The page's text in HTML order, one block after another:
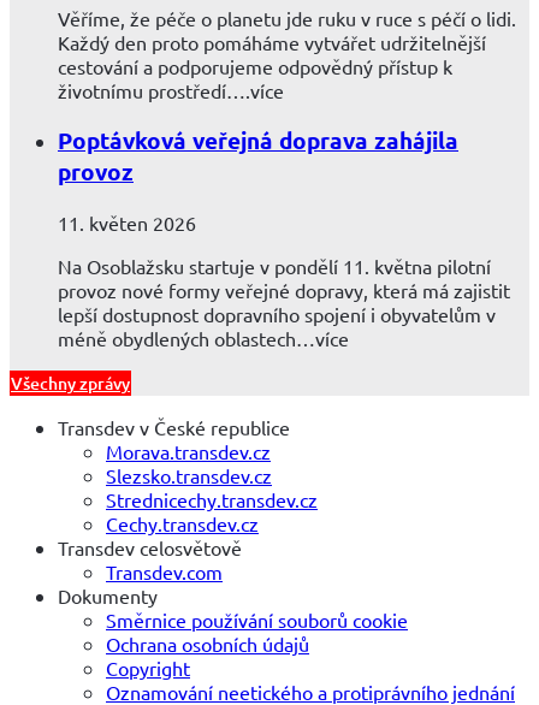
Věříme, že péče o planetu jde ruku v ruce s péčí o lidi.
Každý den proto pomáháme vytvářet udržitelnější
cestování a podporujeme odpovědný přístup k
životnímu prostředí….více
Poptávková veřejná doprava zahájila
provoz
11. květen 2026
Na Osoblažsku startuje v pondělí 11. května pilotní
provoz nové formy veřejné dopravy, která má zajistit
lepší dostupnost dopravního spojení i obyvatelům v
méně obydlených oblastech…více
Všechny zprávy
Transdev v České republice
Morava.transdev.cz
Slezsko.transdev.cz
Strednicechy.transdev.cz
Cechy.transdev.cz
Transdev celosvětově
Transdev.com
Dokumenty
Směrnice používání souborů cookie
Ochrana osobních údajů
Copyright
Oznamování neetického a protiprávního jednání